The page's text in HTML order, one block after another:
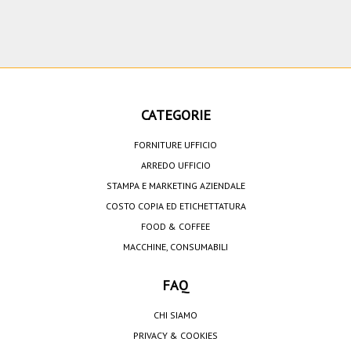
CATEGORIE
FORNITURE UFFICIO
ARREDO UFFICIO
STAMPA E MARKETING AZIENDALE
COSTO COPIA ED ETICHETTATURA
FOOD & COFFEE
MACCHINE, CONSUMABILI
FAQ
CHI SIAMO
PRIVACY & COOKIES